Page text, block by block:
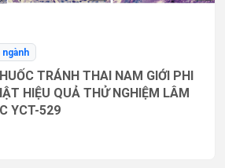
TRÁNH THAI NAM GIỚI PHI
HIỆU QUẢ THỬ NGHIỆM LÂM
YCT-529